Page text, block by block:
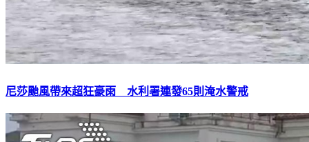
尼莎颱風帶來超狂豪雨 水利署連發65則淹水警戒